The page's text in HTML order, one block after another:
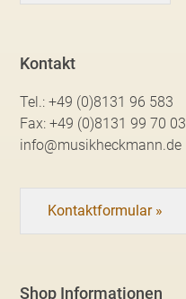
Kontakt
Tel.:+49 (0)8131 96 583
Fax:+49 (0)8131 99 70 03
info@musikheckmann.de
Kontaktformular »
Shop Informationen